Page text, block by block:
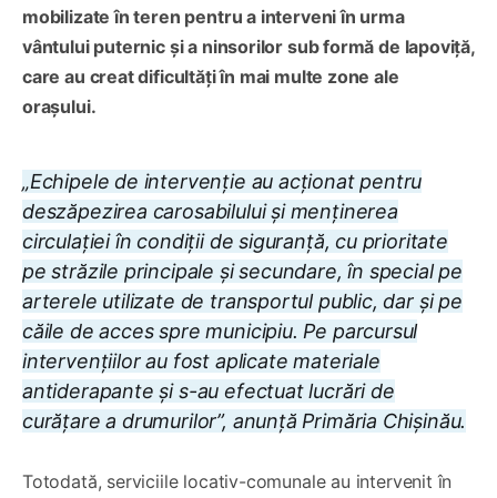
mobilizate în teren pentru a interveni în urma
vântului puternic și a ninsorilor sub formă de lapoviță,
care au creat dificultăți în mai multe zone ale
orașului.
„Echipele de intervenție au acționat pentru
deszăpezirea carosabilului și menținerea
circulației în condiții de siguranță, cu prioritate
pe străzile principale și secundare, în special pe
arterele utilizate de transportul public, dar și pe
căile de acces spre municipiu. Pe parcursul
intervențiilor au fost aplicate materiale
antiderapante și s-au efectuat lucrări de
curățare a drumurilor”, anunță Primăria Chișinău.
Totodată, serviciile locativ-comunale au intervenit în